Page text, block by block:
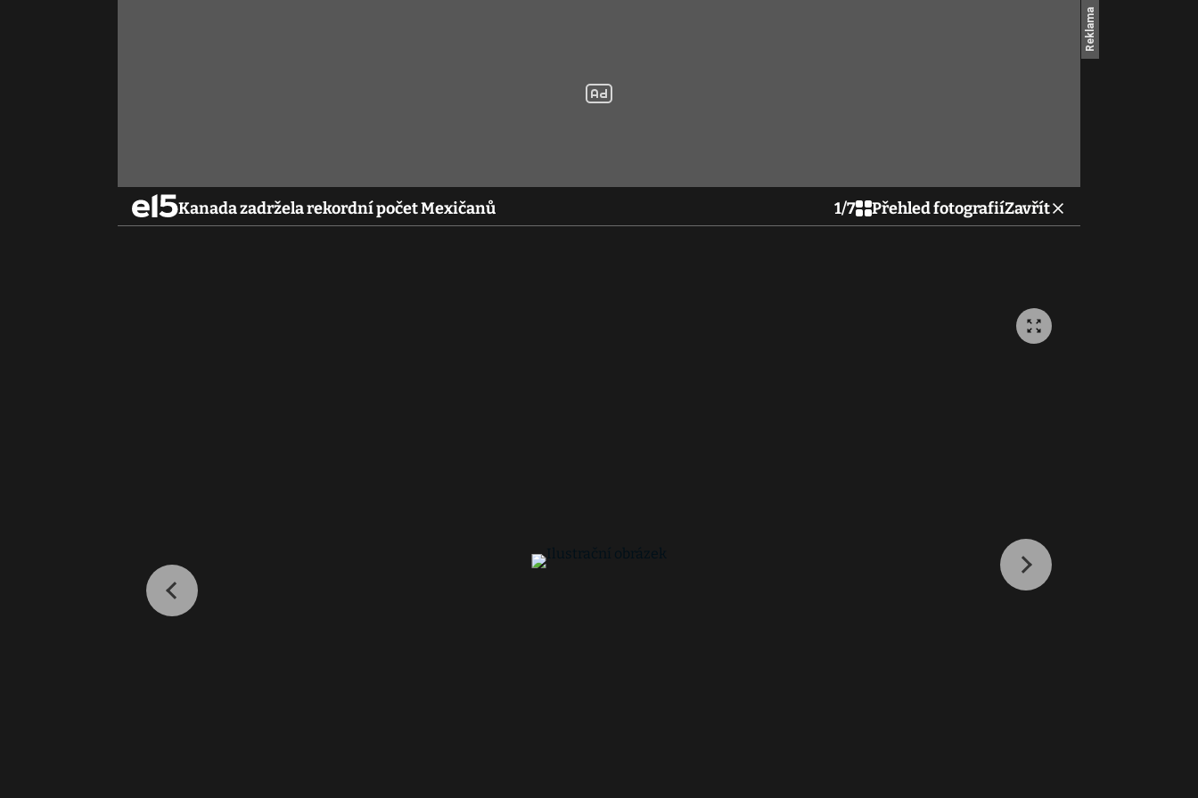
Kanada zadržela rekordní počet Mexičanů 1/7 Přehled fotografiíZavřít